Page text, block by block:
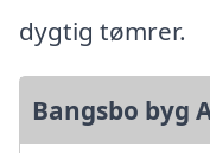
dygtig tømrer.
Bangsbo byg